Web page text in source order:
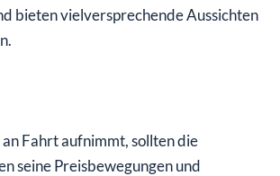
bieten vielversprechende Aussichten
Fahrt aufnimmt, sollten die
seine Preisbewegungen und